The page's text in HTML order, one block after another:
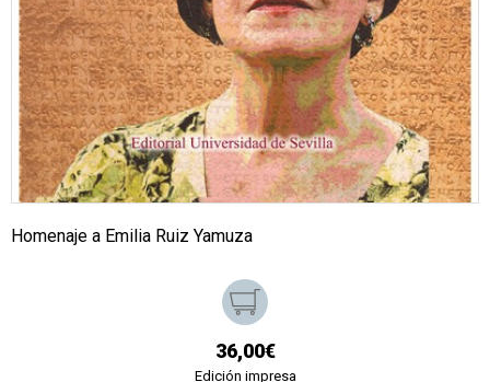
Homenaje a Emilia Ruiz Yamuza
36,00€
Edición impresa